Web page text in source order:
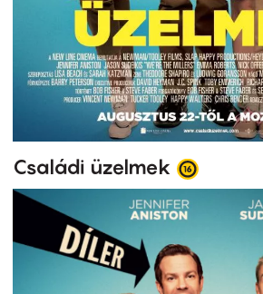
Családi üzelmek